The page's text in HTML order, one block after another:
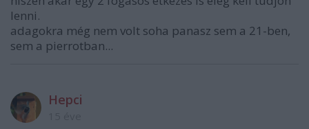
lenni.
adagokra még nem volt soha panasz sem a 21-ben,
sem a pierrotban...
Hepci